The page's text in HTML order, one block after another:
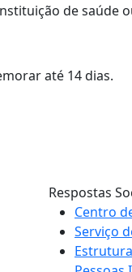
de saúde
até 14 dias.
Respostas
Centro
Serviço